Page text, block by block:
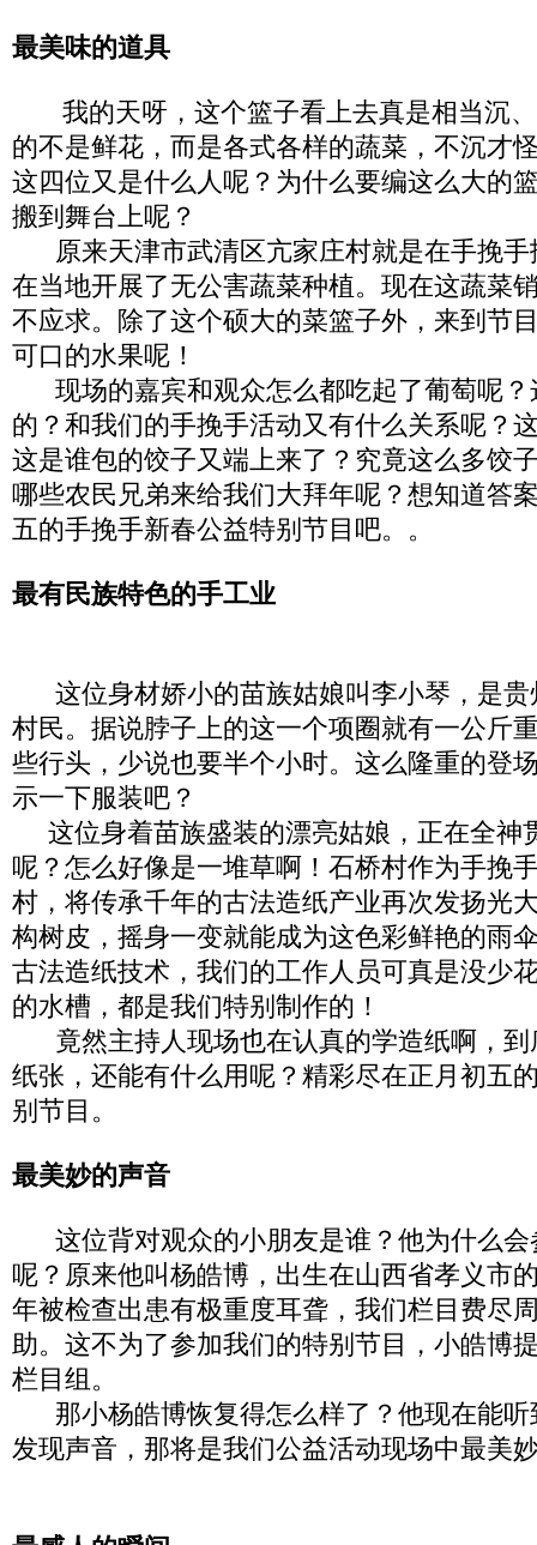
最美味的道具
我的天呀，这个篮子看上去真是相当沉、
的不是鲜花，而是各式各样的蔬菜，不沉才
这四位又是什么人呢？为什么要编这么大的
搬到舞台上呢？
原来天津市武清区亢家庄村就是在手挽手
在当地开展了无公害蔬菜种植。现在这蔬菜
不应求。除了这个硕大的菜篮子外，来到节
可口的水果呢！
现场的嘉宾和观众怎么都吃起了葡萄呢？
的？和我们的手挽手活动又有什么关系呢？
这是谁包的饺子又端上来了？究竟这么多饺
哪些农民兄弟来给我们大拜年呢？想知道答
五的手挽手新春公益特别节目吧。。
最有民族特色的手工业
这位身材娇小的苗族姑娘叫李小琴，是贵
村民。据说脖子上的这一个项圈就有一公斤
些行头，少说也要半个小时。这么隆重的登
示一下服装吧？
这位身着苗族盛装的漂亮姑娘，正在全神
呢？怎么好像是一堆草啊！石桥村作为手挽
村，将传承千年的古法造纸产业再次发扬光
构树皮，摇身一变就能成为这色彩鲜艳的雨
古法造纸技术，我们的工作人员可真是没少
的水槽，都是我们特别制作的！
竟然主持人现场也在认真的学造纸啊，到
纸张，还能有什么用呢？精彩尽在正月初五
别节目。
最美妙的声音
这位背对观众的小朋友是谁？他为什么会
呢？原来他叫杨皓博，出生在山西省孝义市
年被检查出患有极重度耳聋，我们栏目费尽
助。这不为了参加我们的特别节目，小皓博
栏目组。
那小杨皓博恢复得怎么样了？他现在能听
发现声音，那将是我们公益活动现场中最美